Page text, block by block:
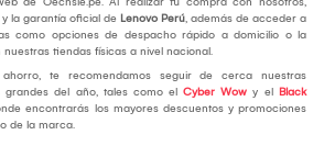
la garantía oficial de Lenovo Perú, además de acceder a
como opciones de despacho rápido a domicilio o la
tiendas físicas a nivel nacional.
te recomendamos seguir de cerca nuestras
grandes del año, tales como el Cyber Wow y el Black
encontrarás los mayores descuentos y promociones
de la marca.